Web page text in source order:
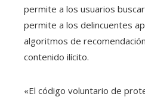
permite a los usuarios
permite a los delincuentes
algoritmos de
contenido ilícito.
«El código voluntario de